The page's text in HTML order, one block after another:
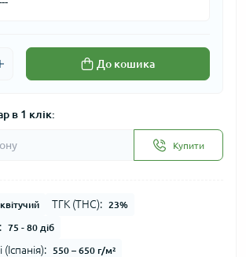
До кошика
в 1 клік:
Купити
ТГК (THC): 23%
75 - 80 діб
550 – 650 г/м²